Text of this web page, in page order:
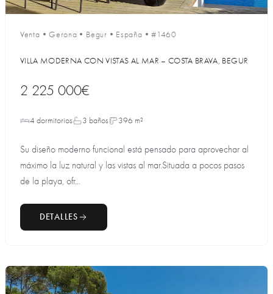
Venta •Gerona • Begur • España •#1460
VILLA MODERNA CON VISTAS AL MAR – COSTA BRAVA, BEGUR
2 225 000€
4 dormitorios 3 baños 396 m²
Su diseño moderno funcional está pensado para aprovechar al
máximo la luz natural y las vistas al mar.Situada a pocos pasos
de la playa, ofr...
DETALLES